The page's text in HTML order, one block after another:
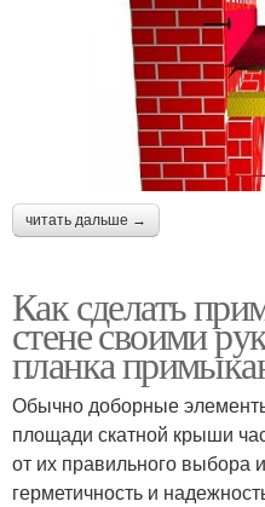
читать дальше →
Как сделать
стене своими
планка
Обычно доборные
площади скатной крыши
от их правильного выбора
герметичность и